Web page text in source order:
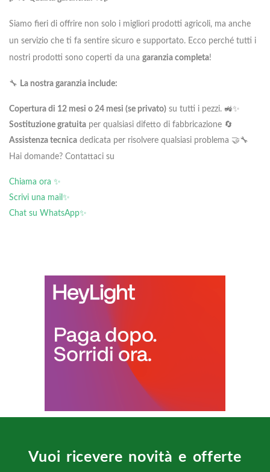
Siamo fieri di offrire non solo i migliori prodotti agricoli, ma anche
un servizio che ti fa sentire sicuro e supportato. Ecco perché tutti i
nostri prodotti sono coperti da una garanzia completa!
🔧 La nostra garanzia include:
Copertura di 12 mesi o 24 mesi (se privato) su tutti i pezzi. 🚜✨
Sostituzione gratuita per qualsiasi difetto di fabbricazione 🔄
Assistenza tecnica dedicata per risolvere qualsiasi problema 🤝🔧
Hai domande? Contattaci su
Chiama ora ✨
Scrivi una mail✨
Chat su WhatsApp✨
Vuoi ricevere novità e offerte